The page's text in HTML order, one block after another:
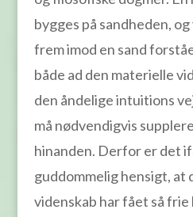
bygges på sandheden,
frem imod en sand
både ad den materielle
den åndelige intuitions
må nødvendigvis
hinanden. Derfor er det
guddommelig hensigt, at
videnskab har fået så